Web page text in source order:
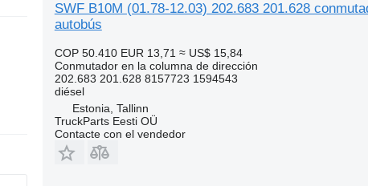
SWF B10M (01.78-12.03) 202.683 201.628
autobús
COP 50.410 EUR 13,71 ≈ US$ 15,84
Conmutador en la columna de dirección
202.683 201.628 8157723 1594543
diésel
Estonia, Tallinn
TruckParts Eesti OÜ
Contacte con el vendedor